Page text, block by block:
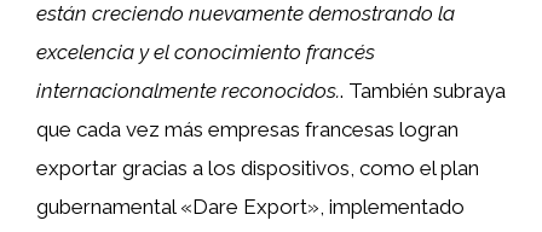
están creciendo nuevamente demostrando la
excelencia y el conocimiento francés
internacionalmente reconocidos.. También subraya
que cada vez más empresas francesas logran
exportar gracias a los dispositivos, como el plan
gubernamental «Dare Export», implementado